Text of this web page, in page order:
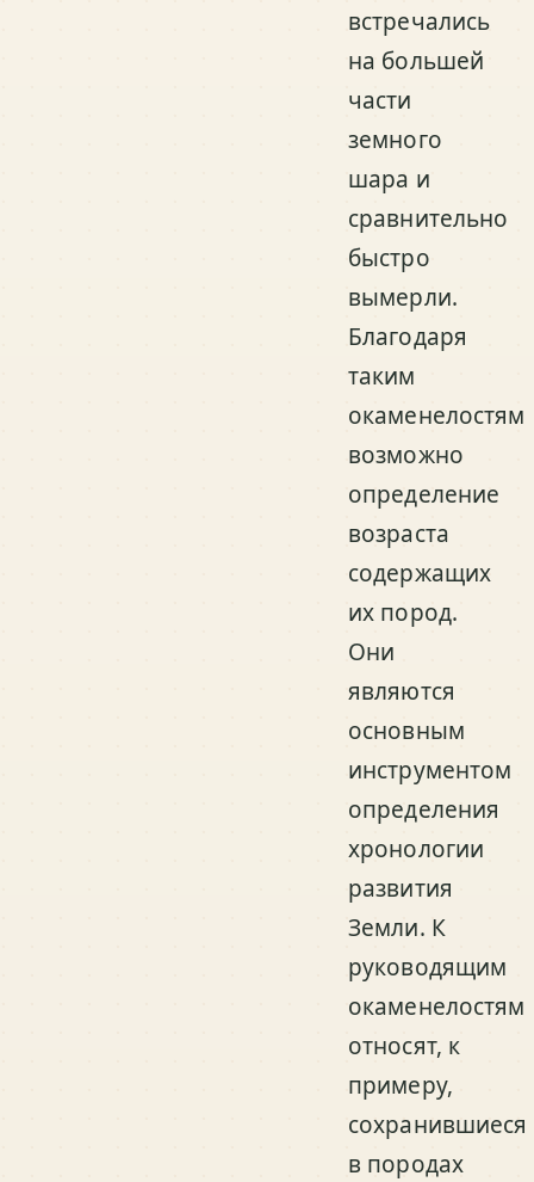
встречались
на большей
части
земного
шара и
сравнительно
быстро
вымерли.
Благодаря
таким
окаменелостям
возможно
определение
возраста
содержащих
их пород.
Они
являются
основным
инструментом
определения
хронологии
развития
Земли. К
руководящим
окаменелостям
относят, к
примеру,
сохранившиеся
в породах